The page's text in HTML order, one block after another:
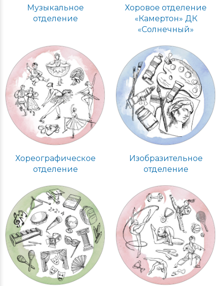
организации
Отделения
Образование
Конкурсы
Образовательные ресурсы
Информационная безопасность
СОУТ
Обработка персональных данных
Карта сайта
Музыкальное
отделение
Хоровое отделение
«Камертон» ДК
«Солнечный»
Хореографическое
отделение
Изобразительное
отделение